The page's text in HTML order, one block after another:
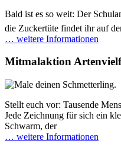
Bald ist es so weit: Der
die Zuckertüte findet ihr auf
… weitere Informationen
Mitmalaktion
Stellt euch vor: Tausende
Jede Zeichnung für sich ein
Schwarm, der
… weitere Informationen